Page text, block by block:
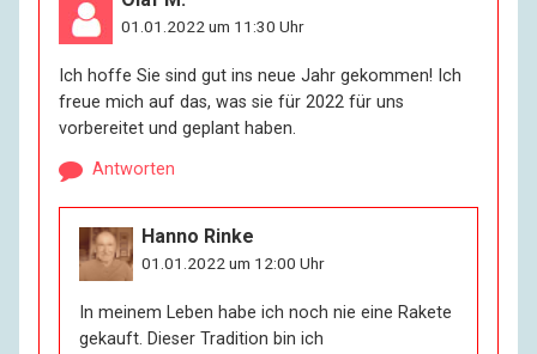
01.01.2022 um 11:30 Uhr
Ich hoffe Sie sind gut ins neue Jahr gekommen! Ich
freue mich auf das, was sie für 2022 für uns
vorbereitet und geplant haben.
Antworten
Hanno Rinke
01.01.2022 um 12:00 Uhr
In meinem Leben habe ich noch nie eine Rakete
gekauft. Dieser Tradition bin ich